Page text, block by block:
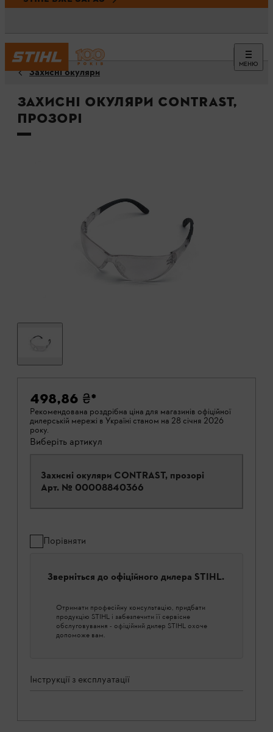
МЕНЮ
Захисні окуляри
Захисні окуляри CONTRAST,
прозорі
498,86 ₴*
Рекомендована роздрібна ціна для магазинів офіційної
дилерській мережі в Україні станом на 28 січня 2026
року.
Виберіть артикул
Захисні окуляри CONTRAST, прозорі
Арт. № 00008840366
Порівняти
Зверніться до офіційного дилера STIHL.
Отримати професійну консультацію, придбати
продукцію STIHL і забезпечити її сервісне
обслуговування - офіційний дилер STIHL охоче
допоможе вам.
Інструкції з експлуатації